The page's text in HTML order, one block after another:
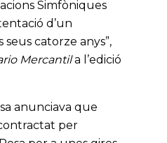
Simfòniques
d’un
catorze anys”,
Mercantila l’edició
anunciava que
per